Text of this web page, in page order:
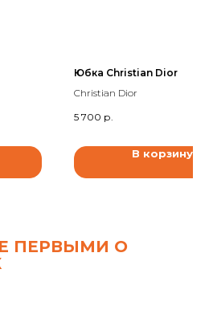
Юбка Christian Dior
Christian Dior
5 700 р.
В корзину
ПЕРВЫМИ О